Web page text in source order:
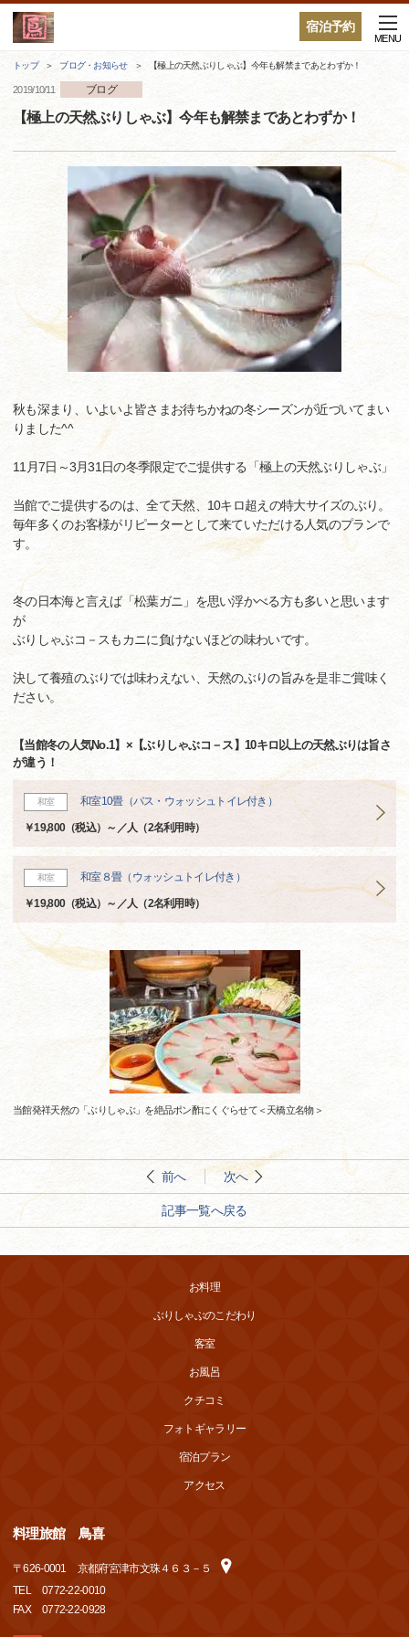
宿泊予約
MENU
トップ ブログ・お知らせ 【極上の天然ぶりしゃぶ】今年も解禁まであとわずか！
2019/10/11 ブログ
【極上の天然ぶりしゃぶ】今年も解禁まであとわずか！
秋も深まり、いよいよ皆さまお待ちかねの冬シーズンが近づいてまい
りました^^
11月7日～3月31日の冬季限定でご提供する「極上の天然ぶりしゃぶ」
当館でご提供するのは、全て天然、10キロ超えの特大サイズのぶり。
毎年多くのお客様がリピーターとして来ていただける人気のプランで
す。
冬の日本海と言えば「松葉ガニ」を思い浮かべる方も多いと思います
が
ぶりしゃぶコ－スもカニに負けないほどの味わいです。
決して養殖のぶりでは味わえない、天然のぶりの旨みを是非ご賞味く
ださい。
【当館冬の人気No.1】×【ぶりしゃぶコ－ス】10キロ以上の天然ぶりは旨さ
が違う！
和室 和室10畳（バス・ウォッシュトイレ付き）
￥19,800（税込）～／人（2名利用時）
和室 和室８畳（ウォッシュトイレ付き）
￥19,800（税込）～／人（2名利用時）
当館発祥天然の「ぶりしゃぶ」を絶品ポン酢にくぐらせて＜天橋立名物＞
前へ 次へ
記事一覧へ戻る
お料理
ぶりしゃぶのこだわり
客室
お風呂
クチコミ
フォトギャラリー
宿泊プラン
アクセス
料理旅館 鳥喜
〒626-0001
京都府宮津市文珠４６３－５
TEL
0772-22-0010
FAX
0772-22-0928